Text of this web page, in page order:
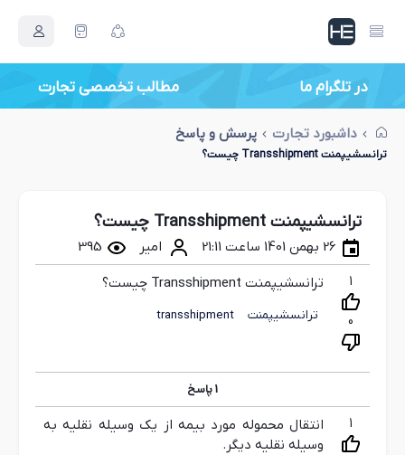
در تلگرام ما مطالب تخصصی تجارت
داشبورد تجارت پرسش و پاسخ
ترانسشیپمنت Transshipment چیست؟
ترانسشیپمنت Transshipment چیست؟
26 بهمن 1401 ساعت 21:11 امیر 395
1
0
ترانسشیپمنت Transshipment چیست؟
ترانسشیپمنت transshipment
1پاسخ
1
انتقال محموله مورد بیمه از یک وسیله نقلیه به
وسیله نقلیه دیگر.